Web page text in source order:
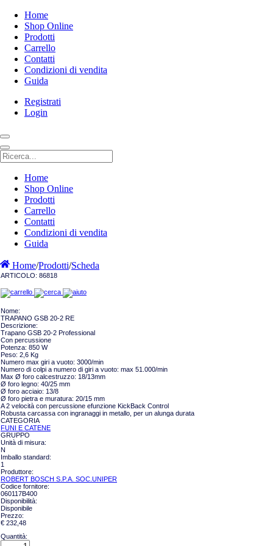
Home
Shop Online
Prodotti
Carrello
Contatti
Condizioni di vendita
Guida
Registrati
Login
Home
Shop Online
Prodotti
Carrello
Contatti
Condizioni di vendita
Guida
Home/Prodotti/Scheda
ARTICOLO: 86818
Nome:
TRAPANO GSB 20-2 RE
Descrizione:
Trapano GSB 20-2 Professional
Con percussione
Potenza: 850 W
Peso: 2,6 Kg
Numero max giri a vuoto: 3000/min
Numero di colpi a numero di giri a vuoto: max 51.000/min
Max Ø foro calcestruzzo: 18/13mm
Ø foro legno: 40/25 mm
Ø foro acciaio: 13/8
Ø foro pietra e muratura: 20/15 mm
A 2 velocità con percussione efunzione KickBack Control
Robusta carcassa con ingranaggi in metallo, per un alunga durata
CATEGORIA
FUNI E CATENE
GRUPPO
Unità di misura:
N
Imballo standard:
1
Produttore:
ROBERT BOSCH S.P.A. SOC.UNIPER
Codice fornitore:
060117B400
Disponibilità:
Disponibile
Prezzo:
€ 232,48
Quantità: